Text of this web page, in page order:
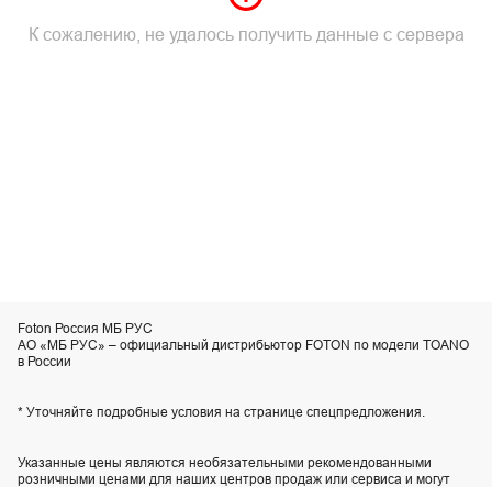
К сожалению, не удалось получить данные с сервера
Foton Россия МБ РУС
АО «МБ РУС» – официальный дистрибьютор FOTON по модели TOANO
в России
* Уточняйте подробные условия на странице спецпредложения.
Указанные цены являются необязательными рекомендованными
розничными ценами для наших центров продаж или сервиса и могут